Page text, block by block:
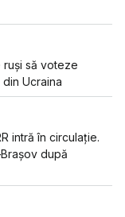
ruși să voteze
Ucraina
intră în circulație.
după